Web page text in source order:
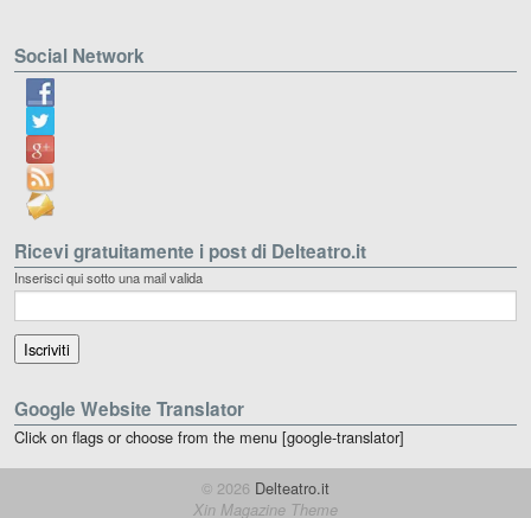
Social Network
Ricevi gratuitamente i post di Delteatro.it
Inserisci qui sotto una mail valida
Google Website Translator
Click on flags or choose from the menu [google-translator]
© 2026 Delteatro.it
Xin Magazine Theme